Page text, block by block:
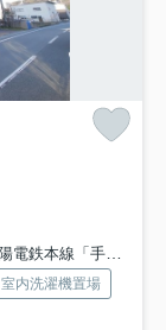
鉄本線「手柄」駅 徒歩29分
室内洗濯機置場